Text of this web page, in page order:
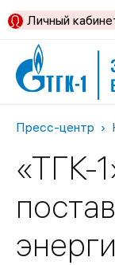
Личный
Пресс-центр
«ТГК-